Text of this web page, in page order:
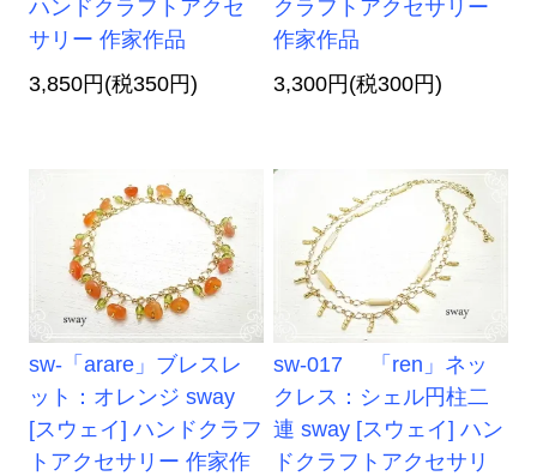
ハンドクラフトアクセ
サリー 作家作品
3,850円(税350円)
クラフトアクセサリー
作家作品
3,300円(税300円)
sw-「arare」ブレスレ
ット：オレンジ sway
[スウェイ] ハンドクラフ
トアクセサリー 作家作
sw-017 「ren」ネッ
クレス：シェル円柱二
連 sway [スウェイ] ハン
ドクラフトアクセサリ